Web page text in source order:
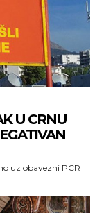
U CRNU
uz obavezni PCR